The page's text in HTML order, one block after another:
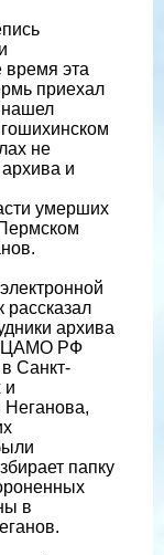
время эта
приехал
нашел
не
и
умерших
рассказал
архива
ЦАМО РФ
Санкт-
и
Неганова,
папку
в